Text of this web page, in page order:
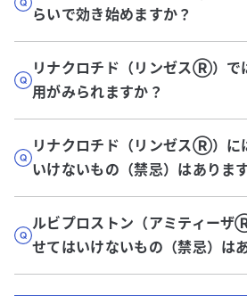
らいで効き始めますか？
リナクロチド（リンゼスⓇ）で
用がみられますか？
リナクロチド（リンゼスⓇ）に
いけないもの（禁忌）はありま
ルビプロストン（アミティー
せてはいけないもの（禁忌）は